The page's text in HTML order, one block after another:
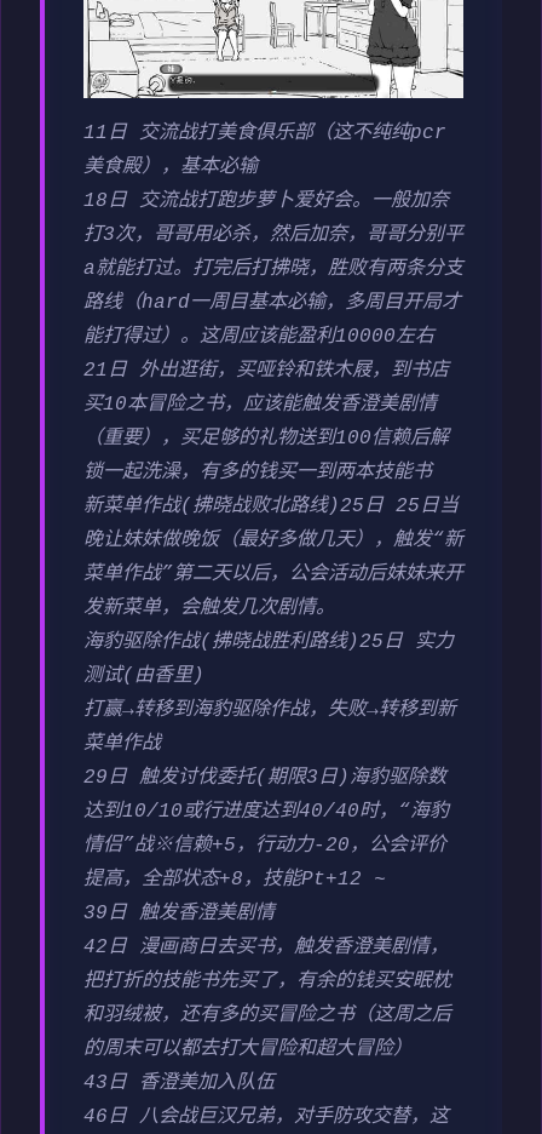
11日 交流战打美食俱乐部（这不纯纯pcr
美食殿），基本必输
18日 交流战打跑步萝卜爱好会。一般加奈
打3次，哥哥用必杀，然后加奈，哥哥分别平
a就能打过。打完后打拂晓，胜败有两条分支
路线（hard一周目基本必输，多周目开局才
能打得过）。这周应该能盈利10000左右
21日 外出逛街，买哑铃和铁木屐，到书店
买10本冒险之书，应该能触发香澄美剧情
（重要），买足够的礼物送到100信赖后解
锁一起洗澡，有多的钱买一到两本技能书
新菜单作战(拂晓战败北路线)25日 25日当
晚让妹妹做晚饭（最好多做几天），触发“新
菜单作战”第二天以后，公会活动后妹妹来开
发新菜单，会触发几次剧情。
海豹驱除作战(拂晓战胜利路线)25日 实力
测试(由香里)
打赢→转移到海豹驱除作战，失败→转移到新
菜单作战
29日 触发讨伐委托(期限3日)海豹驱除数
达到10/10或行进度达到40/40时，“海豹
情侣”战※信赖+5，行动力-20，公会评价
提高，全部状态+8，技能Pt+12 ~
39日 触发香澄美剧情
42日 漫画商日去买书，触发香澄美剧情，
把打折的技能书先买了，有余的钱买安眠枕
和羽绒被，还有多的买冒险之书（这周之后
的周末可以都去打大冒险和超大冒险）
43日 香澄美加入队伍
46日 八会战巨汉兄弟，对手防攻交替，这